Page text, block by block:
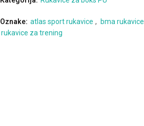
Oznake: atlas sport rukavice , bma rukavice
rukavice za trening